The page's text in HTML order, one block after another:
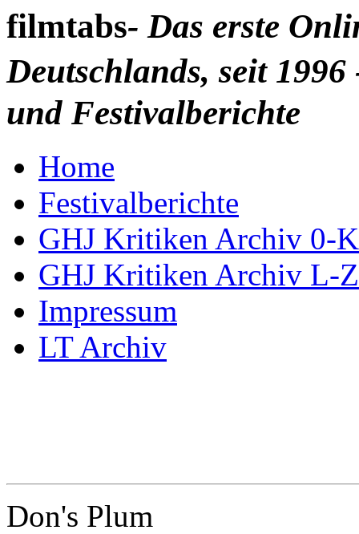
filmtabs- Das erste
Deutschlands, seit
und Festivalberichte
Home
Festivalberichte
GHJ Kritiken Archiv 0-K
GHJ Kritiken Archiv L-Z
Impressum
LT Archiv
Don's Plum